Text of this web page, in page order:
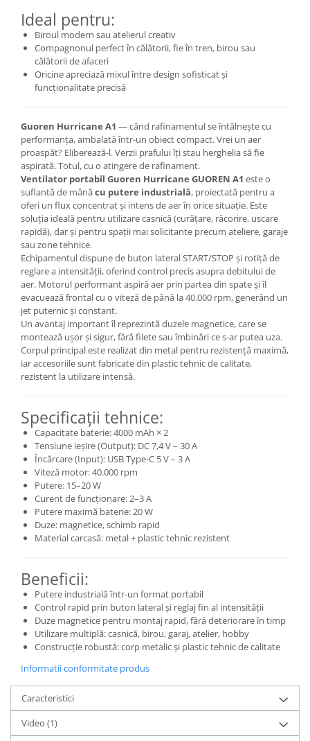
Ideal pentru:
Biroul modern sau atelierul creativ
Compagnonul perfect în călătorii, fie în tren, birou sau
călătorii de afaceri
Oricine apreciază mixul între design sofisticat și
funcționalitate precisă
Guoren Hurricane A1 — când rafinamentul se întâlnește cu
performanța, ambalată într-un obiect compact. Vrei un aer
proaspăt? Eliberează-l. Verzii prafului îți stau herghelia să fie
aspirată. Totul, cu o atingere de rafinament.
Ventilator portabil Guoren Hurricane GUOREN A1 este o
suflantă de mânăcu putere industrială, proiectată pentru a
oferi un flux concentrat și intens de aer în orice situație. Este
soluția ideală pentru utilizare casnică (curățare, răcorire, uscare
rapidă), dar și pentru spații mai solicitante precum ateliere, garaje
sau zone tehnice.
Echipamentul dispune de buton lateral START/STOP și rotiță de
reglare a intensității, oferind control precis asupra debitului de
aer. Motorul performant aspiră aer prin partea din spate și îl
evacuează frontal cu o viteză de până la 40.000 rpm, generând un
jet puternic și constant.
Un avantaj important îl reprezintă duzele magnetice, care se
montează ușor și sigur, fără filete sau îmbinări ce s-ar putea uza.
Corpul principal este realizat din metal pentru rezistență maximă,
iar accesoriile sunt fabricate din plastic tehnic de calitate,
rezistent la utilizare intensă.
Specificații tehnice:
Capacitate baterie: 4000 mAh × 2
Tensiune ieșire (Output): DC 7,4 V – 30 A
Încărcare (Input): USB Type-C 5 V – 3 A
Viteză motor: 40.000 rpm
Putere: 15–20 W
Curent de funcționare: 2–3 A
Putere maximă baterie: 20 W
Duze: magnetice, schimb rapid
Material carcasă: metal + plastic tehnic rezistent
Beneficii:
Putere industrială într-un format portabil
Control rapid prin buton lateral și reglaj fin al intensității
Duze magnetice pentru montaj rapid, fără deteriorare în timp
Utilizare multiplă: casnică, birou, garaj, atelier, hobby
Construcție robustă: corp metalic și plastic tehnic de calitate
Informatii conformitate produs
Caracteristici
Video (1)